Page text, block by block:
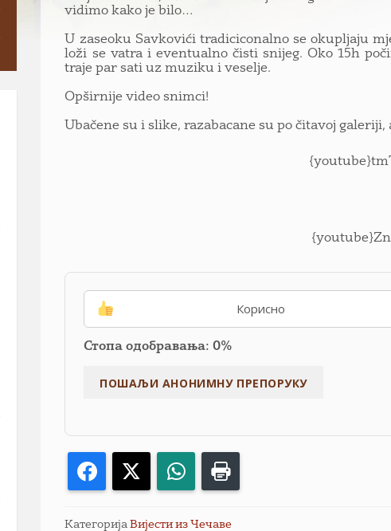
vidimo kako je bilo…
U zaseoku Savkovići tradiciconalno se okupljaju
loži se vatra i eventualno čisti snijeg. Oko 15h
traje par sati uz muziku i veselje.
Opširnije video snimci!
Ubačene su i slike, razabacane su po čitavoj
Корисно
Стопа одобравања: 0%
Facebook WhatsApp
КатегоријаВијести из Чечаве